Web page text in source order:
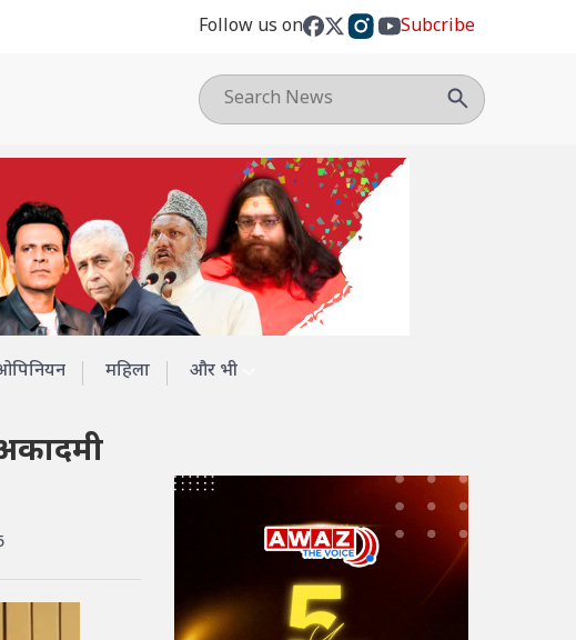
Follow us on Subcribe
महिला और भी